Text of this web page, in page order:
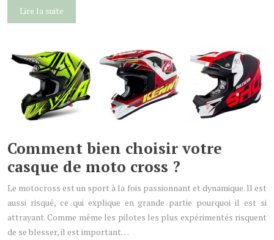
Lire la suite
Comment bien choisir votre
casque de moto cross ?
Le motocross est un sport à la fois passionnant et dynamique. Il est
aussi risqué, ce qui explique en grande partie pourquoi il est si
attrayant. Comme même les pilotes les plus expérimentés risquent
de se blesser, il est important…